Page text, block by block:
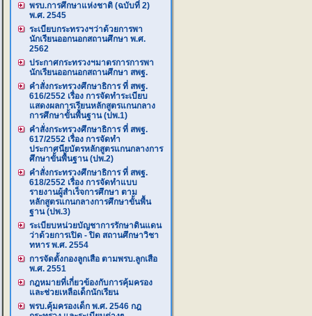
พรบ.การศึกษาแห่งชาติ (ฉบับที่ 2)
พ.ศ. 2545
ระเบียบกระทรวงฯว่าด้วยการพา
นักเรียนออกนอกสถานศึกษา พ.ศ.
2562
ประกาศกระทรวงฯมาตรการการพา
นักเรียนออกนอกสถานศึกษา สพฐ.
คำสั่งกระทรวงศึกษาธิการ ที่ สพฐ.
616/2552 เรื่อง การจัดทำระเบียบ
แสดงผลการเรียนหลักสูตรแกนกลาง
การศึกษาขั้นพื้นฐาน (ปพ.1)
คำสั่งกระทรวงศึกษาธิการ ที่ สพฐ.
617/2552 เรื่อง การจัดทำ
ประกาศนียบัตรหลักสูตรแกนกลางการ
ศึกษาขั้นพื้นฐาน (ปพ.2)
คำสั่งกระทรวงศึกษาธิการ ที่ สพฐ.
618/2552 เรื่อง การจัดทำแบบ
รายงานผู้สำเร็จการศึกษา ตาม
หลักสูตรแกนกลางการศึกษาขั้นพื้น
ฐาน (ปพ.3)
ระเบียบหน่วยบัญชาการรักษาดินแดน
ว่าด้วยการเปิด - ปิด สถานศึกษาวิชา
ทหาร พ.ศ. 2554
การจัดตั้งกองลูกเสือ ตามพรบ.ลูกเสือ
พ.ศ. 2551
กฎหมายที่เกี่ยวข้องกับการคุ้มครอง
และช่วยเหลือเด็กนักเรียน
พรบ.คุ้มครองเด็ก พ.ศ. 2546 กฎ